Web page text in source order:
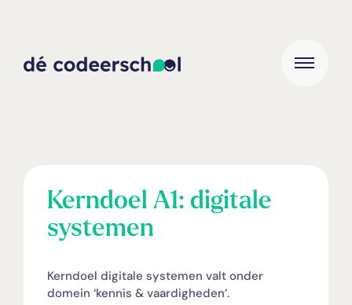
Kerndoel A1: digitale
systemen
Kerndoel digitale systemen valt onder
domein ‘kennis & vaardigheden’.